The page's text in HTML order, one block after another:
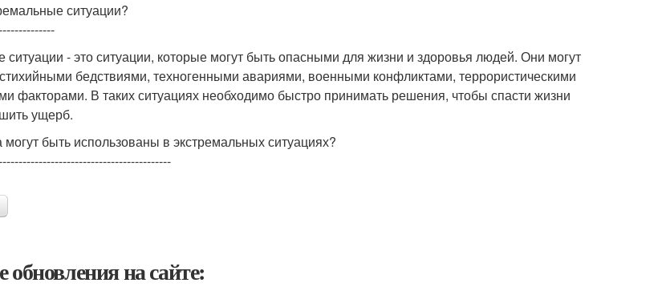
ситуации?
ситуации - это ситуации, которые могут быть опасными для жизни и здоровья людей. Они могут
бедствиями, техногенными авариями, военными конфликтами, террористическими
факторами. В таких ситуациях необходимо быстро принимать решения, чтобы спасти жизни
ущерб.
могут быть использованы в экстремальных ситуациях?
обновления на сайте: